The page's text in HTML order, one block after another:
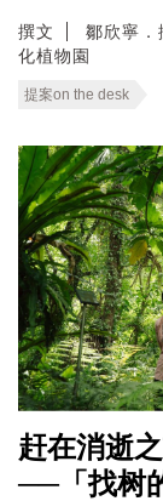
撰文
鄒欣寧．
化植物園
提案on the desk
赶在消逝
──「找树